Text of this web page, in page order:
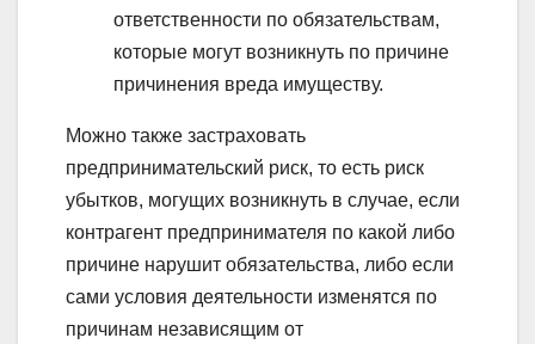
ответственности по обязательствам,
которые могут возникнуть по причине
причинения вреда имуществу.
Можно также застраховать
предпринимательский риск, то есть риск
убытков, могущих возникнуть в случае, если
контрагент предпринимателя по какой либо
причине нарушит обязательства, либо если
сами условия деятельности изменятся по
причинам независящим от